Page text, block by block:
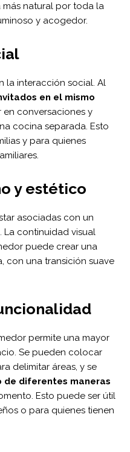
natural por toda la
y acogedor.
la interacción social. Al
en el mismo
en conversaciones y
cocina separada. Esto
y para quienes
y estético
asociadas con un
. La continuidad visual
puede crear una
con una transición suave
permite una mayor
Se pueden colocar
delimitar áreas, y se
de diferentes maneras
Esto puede ser útil
o para quienes tienen